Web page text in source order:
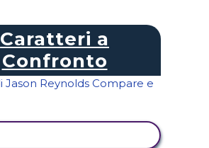
Caratteri a
Confronto